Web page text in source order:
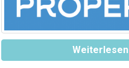
Weiterlesen